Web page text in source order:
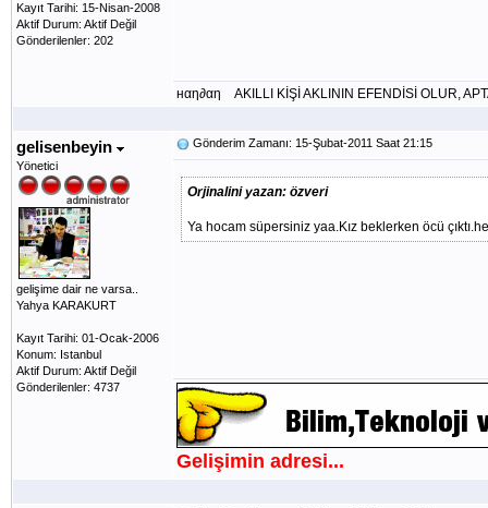
Kayıt Tarihi: 15-Nisan-2008
Aktif Durum: Aktif Değil
Gönderilenler: 202
нαη∂αη AKILLI KİŞİ AKLININ EFENDİSİ OLUR,
gelisenbeyin
Yönetici
gelişime dair ne varsa..
Yahya KARAKURT
Kayıt Tarihi: 01-Ocak-2006
Konum: Istanbul
Aktif Durum: Aktif Değil
Gönderilenler: 4737
Gönderim Zamanı: 15-Şubat-2011 Saat 21:15
Orjinalini yazan: özveri
Ya hocam süpersiniz yaa.Kız beklerken öcü
Gelişimin adresi...